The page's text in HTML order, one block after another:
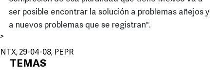
ser posible encontrar la solución a problemas añejos y
a nuevos problemas que se registran".
>
NTX, 29-04-08, PEPR
TEMAS